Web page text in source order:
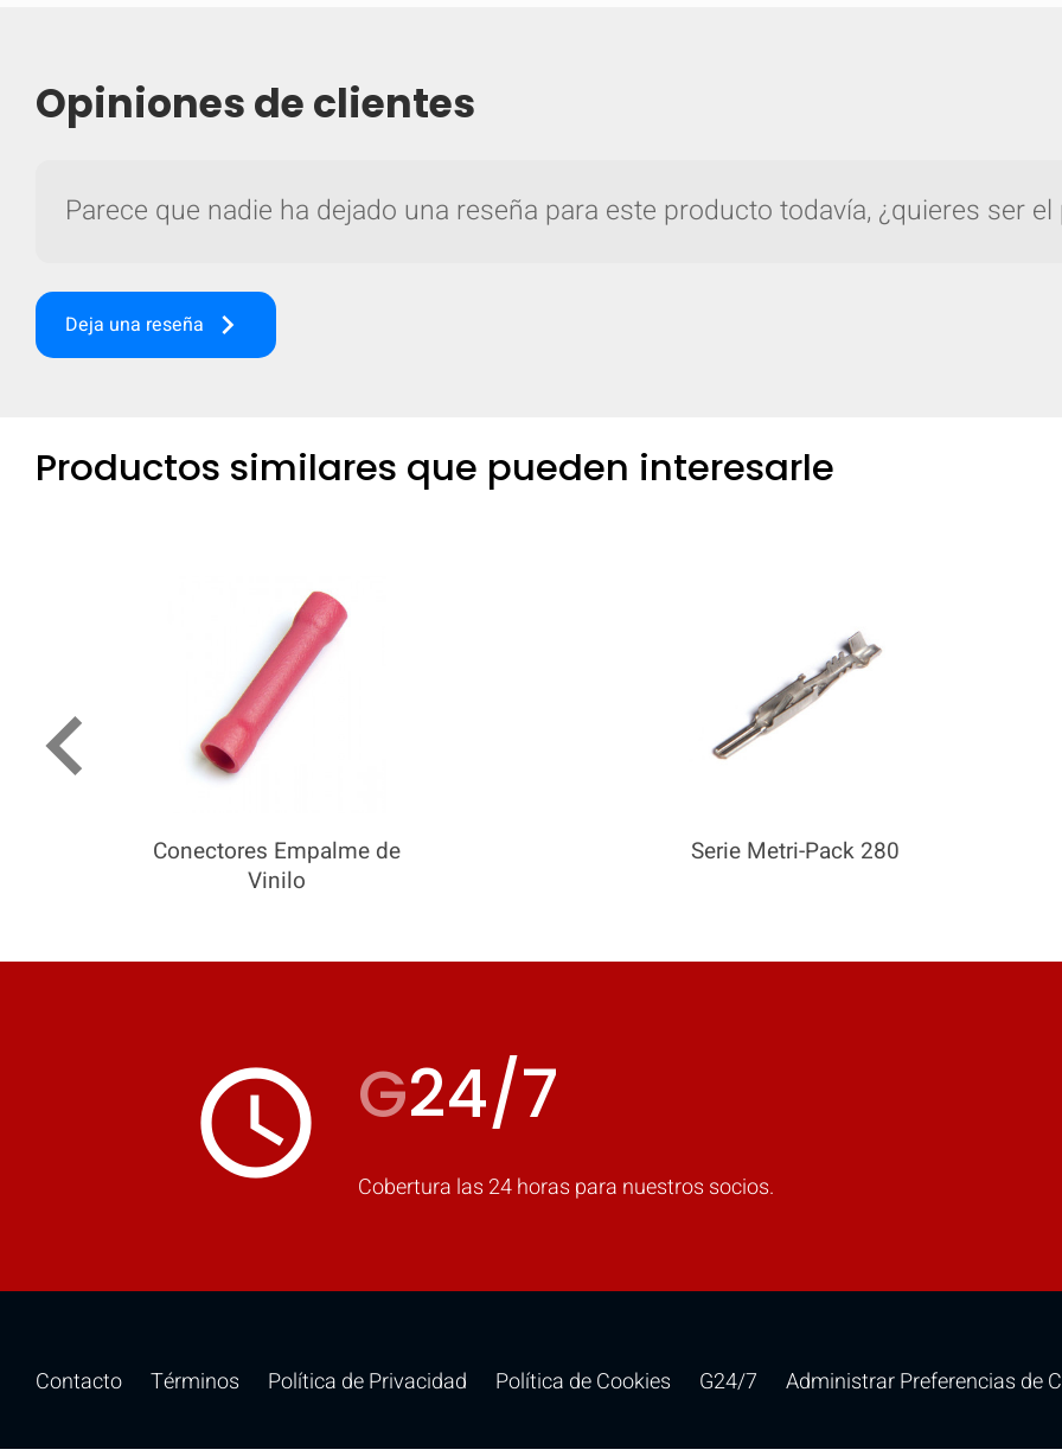
Comparar
Opiniones de clientes
Parece que nadie ha dejado una reseña para este producto todavía, ¿quieres ser
Deja una reseña keyboard_arrow_right
Productos similares que pueden interesarle
Conectores Empalme de
Vinilo
Serie Metri-Pack 280
keyboard_arrow_left
access_time G24/7
Cobertura las 24 horas para nuestros socios.
Contacto Términos Política de Privacidad Política de Cookies G24/7 Administrar Preferencias de